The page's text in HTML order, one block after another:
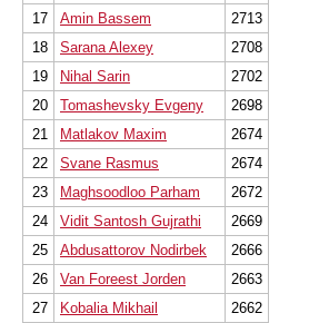
17
Amin Bassem
2713
18
Sarana Alexey
2708
19
Nihal Sarin
2702
20
Tomashevsky Evgeny
2698
21
Matlakov Maxim
2674
22
Svane Rasmus
2674
23
Maghsoodloo Parham
2672
24
Vidit Santosh Gujrathi
2669
25
Abdusattorov Nodirbek
2666
26
Van Foreest Jorden
2663
27
Kobalia Mikhail
2662